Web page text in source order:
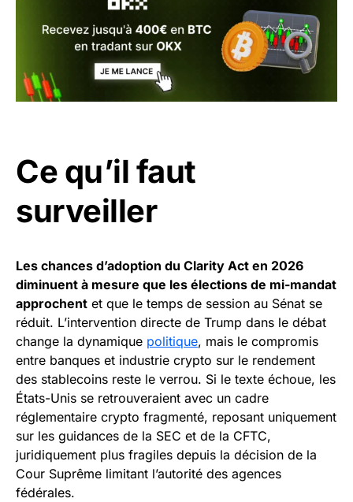
Ce qu’il faut
surveiller
Les chances d’adoption du Clarity Act en 2026
diminuent à mesure que les élections de mi-mandat
approchent et que le temps de session au Sénat se
réduit. L’intervention directe de Trump dans le débat
change la dynamique politique, mais le compromis
entre banques et industrie crypto sur le rendement
des stablecoins reste le verrou. Si le texte échoue, les
États-Unis se retrouveraient avec un cadre
réglementaire crypto fragmenté, reposant uniquement
sur les guidances de la SEC et de la CFTC,
juridiquement plus fragiles depuis la décision de la
Cour Suprême limitant l’autorité des agences
fédérales.